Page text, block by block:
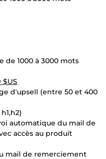
1000 à 3000 mots
$US
d'upsell (entre 50 et 400
automatique du mail de
accès au produit
mail de remerciement